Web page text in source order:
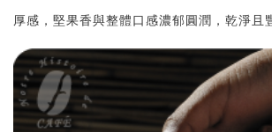
厚感，堅果香與整體口感濃郁圓潤，乾淨且